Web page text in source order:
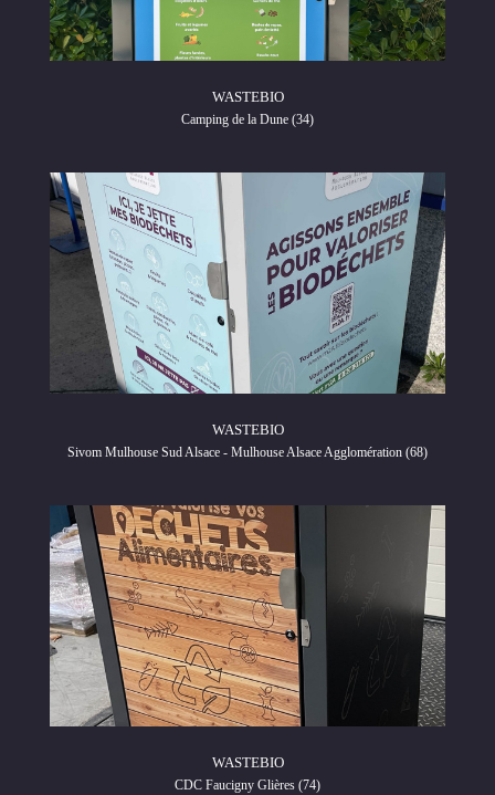
WASTEBIO
Camping de la Dune (34)
WASTEBIO
Sivom Mulhouse Sud Alsace - Mulhouse Alsace Agglomération (68)
WASTEBIO
CDC Faucigny Glières (74)